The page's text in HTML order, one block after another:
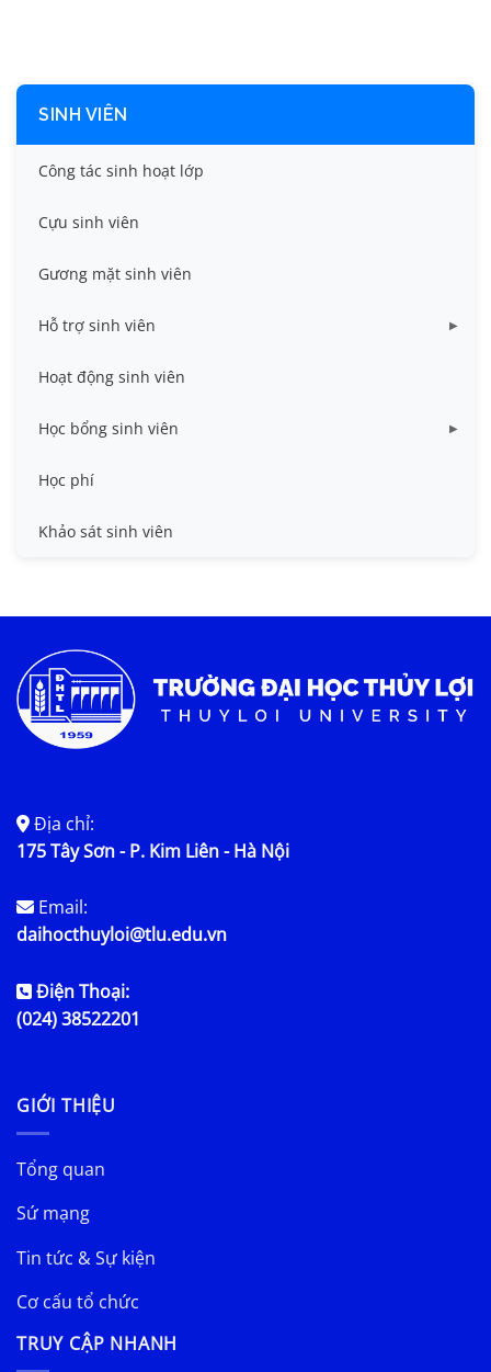
SINH VIÊN
Công tác sinh hoạt lớp
Cựu sinh viên
Gương mặt sinh viên
Hỗ trợ sinh viên
Miễn giảm học phí
Nhà ở
Hoạt động sinh viên
Học bổng sinh viên
HB khuyến khích học tập
HB Lê Văn Kiểm và gia đình
Học phí
Khảo sát sinh viên
Địa chỉ:
175 Tây Sơn - P. Kim Liên - Hà Nội
Email:
daihocthuyloi@tlu.edu.vn
Điện Thoại:
(024) 38522201
GIỚI THIỆU
Tổng quan
Sứ mạng
Tin tức & Sự kiện
Cơ cấu tổ chức
TRUY CẬP NHANH